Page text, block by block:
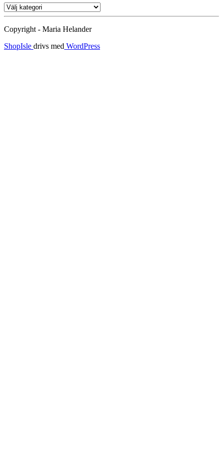
Ämnen
Copyright - Maria Helander
ShopIsle drivs med WordPress